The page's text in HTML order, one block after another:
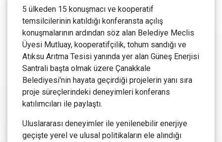
5 ülkeden 15 konuşmacı ve kooperatif
temsilcilerinin katıldığı konferansta açılış
konuşmalarının ardından söz alan Belediye Meclis
Üyesi Mutluay, kooperatifçilik, tohum sandığı ve
Atıksu Arıtma Tesisi yanında yer alan Güneş Enerjisi
Santrali başta olmak üzere Çanakkale
Belediyesi'nin hayata geçirdiği projelerin yanı sıra
proje süreçlerindeki deneyimleri konferans
katılımcıları ile paylaştı.
Uluslararası deneyimler ile yenilenebilir enerjiye
geçişte yerel ve ulusal politikaların ele alındığı